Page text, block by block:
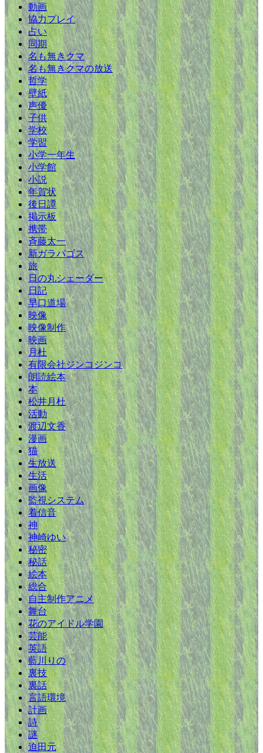
動画
協力プレイ
占い
同期
名も無きクマ
名も無きクマの放送
哲学
壁紙
声優
子供
学校
学習
小学一年生
小学館
小説
年賀状
後日譚
掲示板
携帯
斉藤太一
新ガラパゴス
旅
日の丸シェーダー
日記
早口道場
映像
映像制作
映画
月杜
有限会社ジンコジンコ
朗読絵本
本
松井月杜
活動
渡辺文香
漫画
猫
生放送
生活
画像
監視システム
着信音
神
神崎ゆい
秘密
秘話
絵本
総合
自主制作アニメ
舞台
花のアイドル学園
芸能
英語
藍川りの
裏技
裏話
言語環境
計画
詩
謎
迫田元